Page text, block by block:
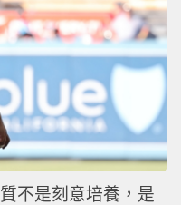
不是刻意培養，是